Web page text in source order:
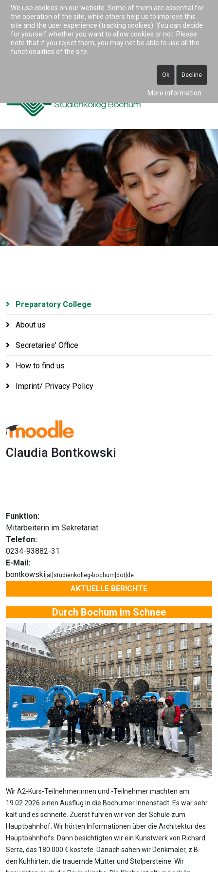
Accessibility & Tools
0234 938 82 0 (vormittags)
Preparatory College
About us
Secretaries' Office
How to find us
Imprint/ Privacy Policy
Claudia Bontkowski
Funktion:
Mitarbeiterin im Sekretariat
Telefon:
0234-93882-31
E-Mail:
bontkowski [at]studienkolleg-bochum[dot]de
AKTUELLE BERICHTE
Durch Bochum im Schnee
Wir A2-Kurs-Teilnehmerinnen und -Teilnehmer machten am
19.02.2026 einen Ausflug in die Bochumer Innenstadt. Es war sehr
kalt und es schneite. Zuerst fuhren wir von der Schule zum
Hauptbahnhof. Wir hörten Informationen über die Architektur des
Hauptbahnhofs. Dann besichtigten wir ein Kunstwerk von Richard
Serra, das 180.000 € kostete. Danach sahen wir Denkmäler, z.B.
den Kuhhirten, die trauernde Mutter und Stolpersteine. Wir
We use cookies on our website. Some of them are essential for
the operation of the site, while others help us to improve this
site and the user experience (tracking cookies). You can decide
for yourself whether you want to allow cookies or not. Please
note that if you reject them, you may not be able to use all the
functionalities of the site.
Ok Decline
More information